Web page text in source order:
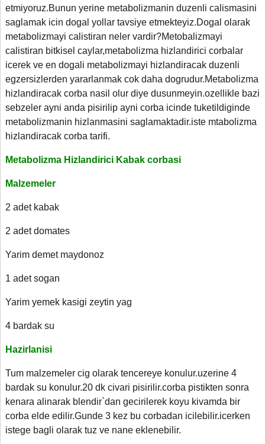
etmiyoruz.Bunun yerine metabolizmanin duzenli calismasini
saglamak icin dogal yollar tavsiye etmekteyiz.Dogal olarak
metabolizmayi calistiran neler vardir?Metobalizmayi
calistiran bitkisel caylar,metabolizma hizlandirici corbalar
icerek ve en dogali metabolizmayi hizlandiracak duzenli
egzersizlerden yararlanmak cok daha dogrudur.Metabolizma
hizlandiracak corba nasil olur diye dusunmeyin.ozellikle bazi
sebzeler ayni anda pisirilip ayni corba icinde tuketildiginde
metabolizmanin hizlanmasini saglamaktadir.iste mtabolizma
hizlandiracak corba tarifi.
Metabolizma Hizlandirici Kabak corbasi
Malzemeler
2 adet kabak
2 adet domates
Yarim demet maydonoz
1 adet sogan
Yarim yemek kasigi zeytin yag
4 bardak su
Hazirlanisi
Tum malzemeler cig olarak tencereye konulur.uzerine 4
bardak su konulur.20 dk civari pisirilir.corba pistikten sonra
kenara alinarak blendir`dan gecirilerek koyu kivamda bir
corba elde edilir.Gunde 3 kez bu corbadan icilebilir.icerken
istege bagli olarak tuz ve nane eklenebilir.